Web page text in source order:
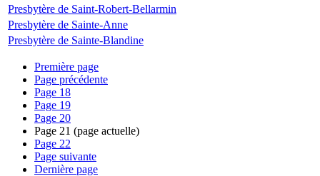
Presbytère de Saint-Robert-Bellarmin
Presbytère de Sainte-Anne
Presbytère de Sainte-Blandine
Première page
Page précédente
Page 18
Page 19
Page 20
Page 21 (page actuelle)
Page 22
Page suivante
Dernière page